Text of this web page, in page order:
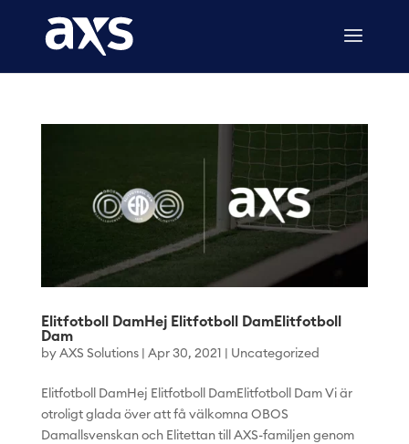
Elitfotboll DamHej Elitfotboll DamElitfotboll
Dam
by AXS Solutions| Apr 30, 2021 Uncategorized
Elitfotboll DamHej Elitfotboll DamElitfotboll Dam Vi är
otroligt glada över att få välkomna OBOS
Damallsvenskan och Elitettan till AXS-familjen genom